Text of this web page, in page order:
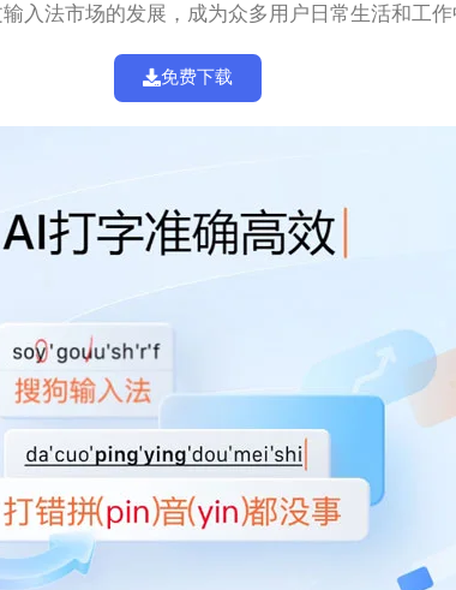
入法市场的发展，成为众多用户日常生活和工作
免费下载